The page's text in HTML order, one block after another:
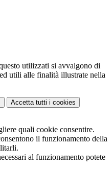
utilizzati si avvalgono di
utili alle finalità illustrate nella
Accetta tutti i cookies
quali cookie consentire.
il funzionamento della
al funzionamento potete